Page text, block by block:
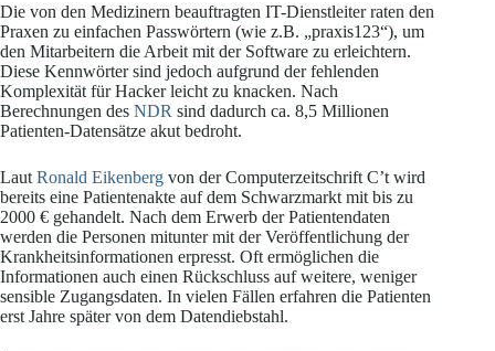
Die von den Medizinern beauftragten IT-Dienstleiter raten den
Praxen zu einfachen Passwörtern (wie z.B. „praxis123“), um
den Mitarbeitern die Arbeit mit der Software zu erleichtern.
Diese Kennwörter sind jedoch aufgrund der fehlenden
Komplexität für Hacker leicht zu knacken. Nach
Berechnungen des NDR sind dadurch ca. 8,5 Millionen
Patienten-Datensätze akut bedroht.
Laut Ronald Eikenberg von der Computerzeitschrift C’t wird
bereits eine Patientenakte auf dem Schwarzmarkt mit bis zu
2000 € gehandelt. Nach dem Erwerb der Patientendaten
werden die Personen mitunter mit der Veröffentlichung der
Krankheitsinformationen erpresst. Oft ermöglichen die
Informationen auch einen Rückschluss auf weitere, weniger
sensible Zugangsdaten. In vielen Fällen erfahren die Patienten
erst Jahre später von dem Datendiebstahl.